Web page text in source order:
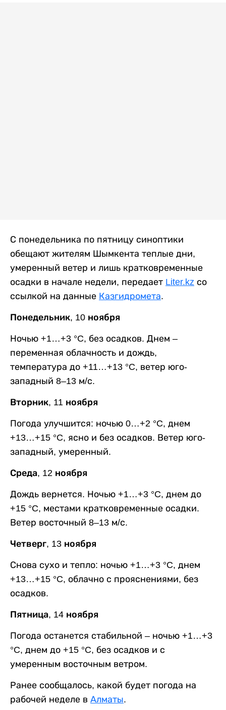
С понедельника по пятницу синоптики
обещают жителям Шымкента теплые дни,
умеренный ветер и лишь кратковременные
осадки в начале недели, передает Liter.kz со
ссылкой на данные Казгидромета.
Понедельник, 10 ноября
Ночью +1…+3 °C, без осадков. Днем –
переменная облачность и дождь,
температура до +11…+13 °C, ветер юго-
западный 8–13 м/с.
Вторник, 11 ноября
Погода улучшится: ночью 0…+2 °C, днем
+13…+15 °C, ясно и без осадков. Ветер юго-
западный, умеренный.
Среда, 12 ноября
Дождь вернется. Ночью +1…+3 °C, днем до
+15 °C, местами кратковременные осадки.
Ветер восточный 8–13 м/с.
Четверг, 13 ноября
Снова сухо и тепло: ночью +1…+3 °C, днем
+13…+15 °C, облачно с прояснениями, без
осадков.
Пятница, 14 ноября
Погода останется стабильной – ночью +1…+3
°C, днем до +15 °C, без осадков и с
умеренным восточным ветром.
Ранее сообщалось, какой будет погода на
рабочей неделе в Алматы.